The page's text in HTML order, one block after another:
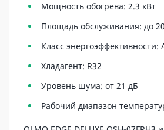
Мощность обогрева: 2.3 кВт
Площадь обслуживания: до
Класс энергоэффективности:
Хладагент: R32
Уровень шума: от 21 дБ
Рабочий диапазон